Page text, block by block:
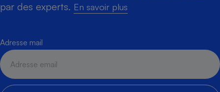
par des experts. En savoir plus
Adresse mail